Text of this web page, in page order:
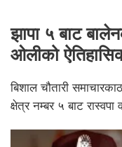
झापा ५ बाट
ओलीको
बिशाल चौतारी
क्षेत्र नम्बर ५ बाट रास्वपा